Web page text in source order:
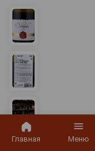
Главная Меню